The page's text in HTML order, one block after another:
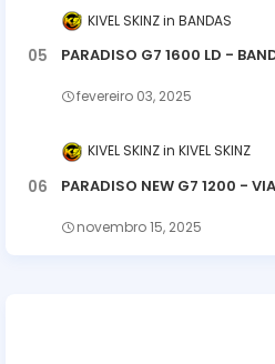
KIVEL SKINZ BANDAS
PARADISO G7 1600 LD -
fevereiro 03, 2025
KIVEL SKINZ KIVEL SKINZ
PARADISO NEW G7 1200 -
novembro 15, 2025